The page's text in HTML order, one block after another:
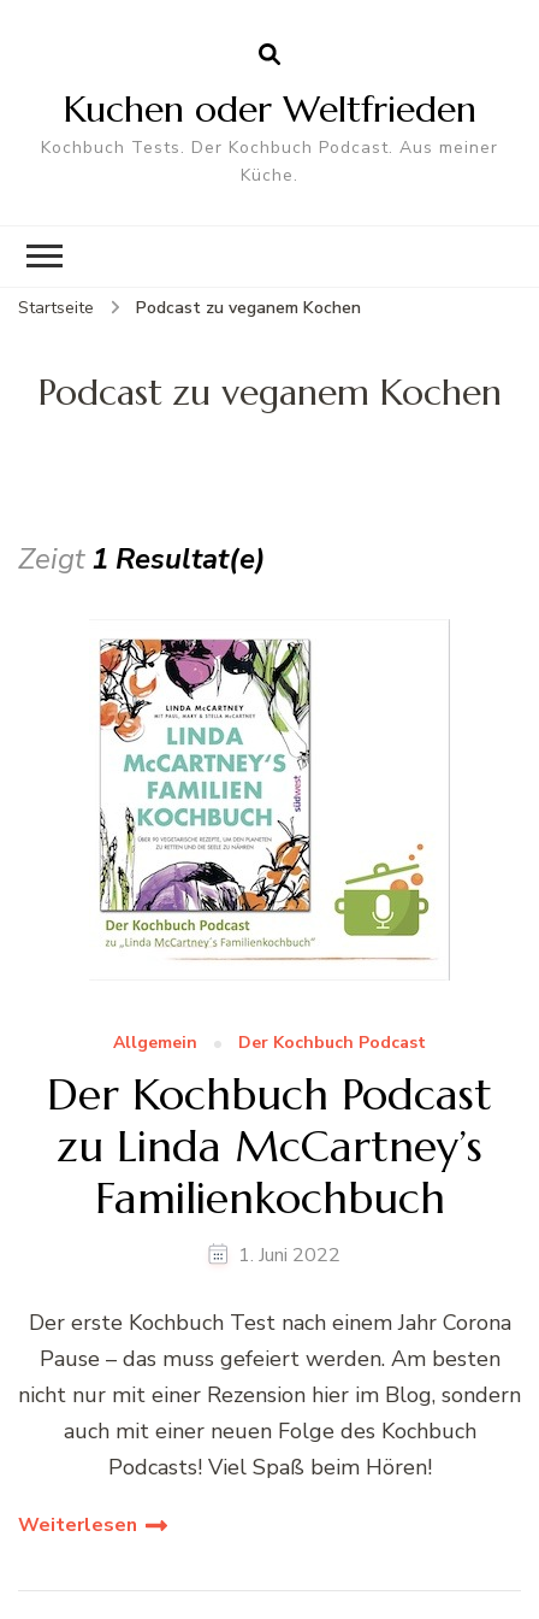
Kuchen oder Weltfrieden
Kochbuch Tests. Der Kochbuch Podcast. Aus meiner
Küche.
Startseite Podcast zu veganem Kochen
Podcast zu veganem Kochen
Zeigt1 Resultat(e)
Allgemein Der Kochbuch Podcast
Der Kochbuch Podcast
zu Linda McCartney’s
Familienkochbuch
1. Juni 2022
Der erste Kochbuch Test nach einem Jahr Corona
Pause – das muss gefeiert werden. Am besten
nicht nur mit einer Rezension hier im Blog, sondern
auch mit einer neuen Folge des Kochbuch
Podcasts! Viel Spaß beim Hören!
Weiterlesen